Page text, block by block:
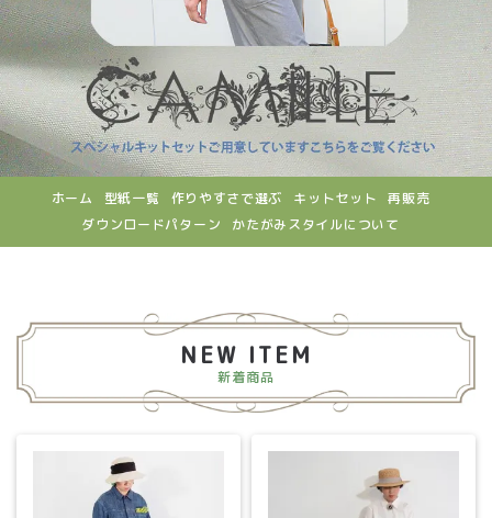
ホーム 型紙一覧 作りやすさで選ぶ キットセット
再販売
ダウンロードパターン
かたがみスタイルについて
NEW ITEM
新着商品